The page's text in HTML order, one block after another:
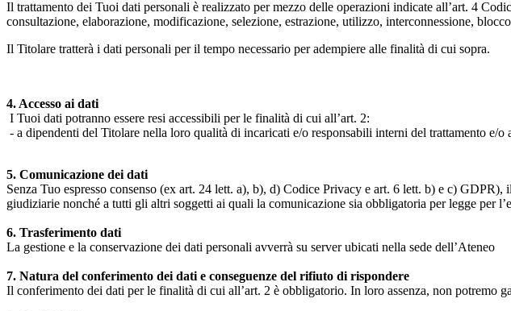
Il trattamento dei Tuoi dati personali è realizzato per mezzo delle operazioni indicate all’art. 4
consultazione, elaborazione, modificazione, selezione, estrazione, utilizzo, interconnessione,
Il Titolare tratterà i dati personali per il tempo necessario per adempiere alle finalità di cui sopra.
4. Accesso ai dati
I Tuoi dati potranno essere resi accessibili per le finalità di cui all’art. 2:
- a dipendenti del Titolare nella loro qualità di incaricati e/o responsabili interni del trattamento e/o
5. Comunicazione dei dati
Senza Tuo espresso consenso (ex art. 24 lett. a), b), d) Codice Privacy e art. 6 lett. b) e c)
giudiziarie nonché a tutti gli altri soggetti ai quali la comunicazione sia obbligatoria per legge per
6. Trasferimento dati
La gestione e la conservazione dei dati personali avverrà su server ubicati nella sede dell’Ateneo
7. Natura del conferimento dei dati e conseguenze del rifiuto di rispondere
Il conferimento dei dati per le finalità di cui all’art. 2 è obbligatorio. In loro assenza, non potremo